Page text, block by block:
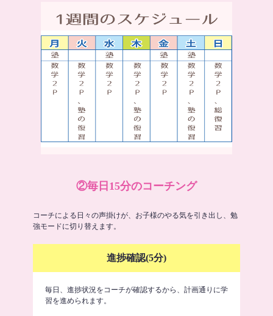
②毎日15分のコーチング
コーチによる日々の声掛けが、お子様のやる気を引き出し、勉
強モードに切り替えます。
進捗確認(5分)
毎日、進捗状況をコーチが確認するから、計画通りに学
習を進められます。